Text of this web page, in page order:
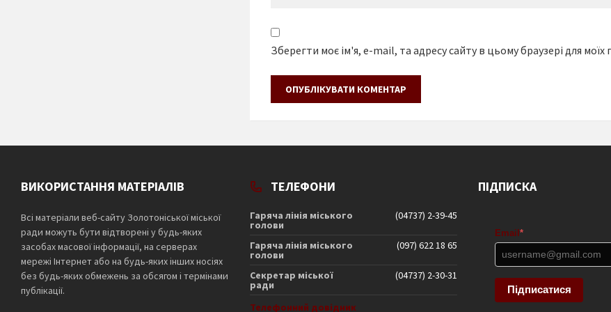
Зберегти моє ім'я, e-mail, та адресу сайту в цьому браузері для
ВИКОРИСТАННЯ МАТЕРІАЛІВ
Всі матеріали веб-сайту Золотоніської міської
ради можуть бути відтворені у будь-яких
засобах масової інформації, на серверах
мережі Інтернет або на будь-яких інших носіях
без будь-яких обмежень за обсягом і термінами
публікації.
ТЕЛЕФОНИ
Гаряча лінія міського
голови
(04737) 2-39-45
Гаряча лінія міського
голови
(097) 622 18 65
Секретар міської
ради
(04737) 2-30-31
Телефонний довідник
ПІДПИСКА
Email*
Підписатися